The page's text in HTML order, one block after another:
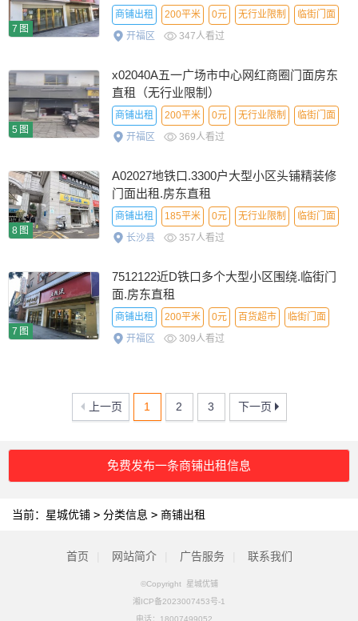
7图
商铺出租 200平米 0元 无行业限制
临街门面
开福区
347人看过
5图
x02040A五一广场市中心网红商圈门面房东
直租（无行业限制）
商铺出租 200平米 0元 无行业限制 临街门面
优选信息 精选信息
开福区 369人看过
8图
A02027地铁口.3300户大型小区头铺精装修
门面出租.房东直租
商铺出租 185平米 0元 无行业限制 临街门面
普通信息
长沙县 357人看过
7图
7512122近D铁口多个大型小区围绕.临街门
面.房东直租
商铺出租 200平米 0元 百货超市
临街门面
开福区
309人看过
上一页 1 2 3 下一页
免费发布一条商铺出租信息
当前： 星城优铺 > 分类信息 > 商铺出租
首页 网站简介 广告服务 联系我们
©Copyright 星城优铺
湘ICP备2023007453号-1
电话： 18007499052